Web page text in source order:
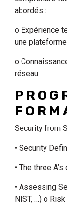
abordés :
o Expérience
une
o
réseau
Security from
• Security
• The three
• Assessing
NIST, …) o